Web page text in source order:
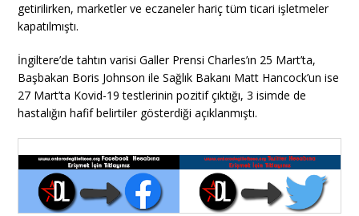
getirilirken, marketler ve eczaneler hariç tüm ticari işletmeler
kapatılmıştı.
İngiltere’de tahtın varisi Galler Prensi Charles’ın 25 Mart’ta,
Başbakan Boris Johnson ile Sağlık Bakanı Matt Hancock’un ise
27 Mart’ta Kovid-19 testlerinin pozitif çıktığı, 3 isimde de
hastalığın hafif belirtiler gösterdiği açıklanmıştı.